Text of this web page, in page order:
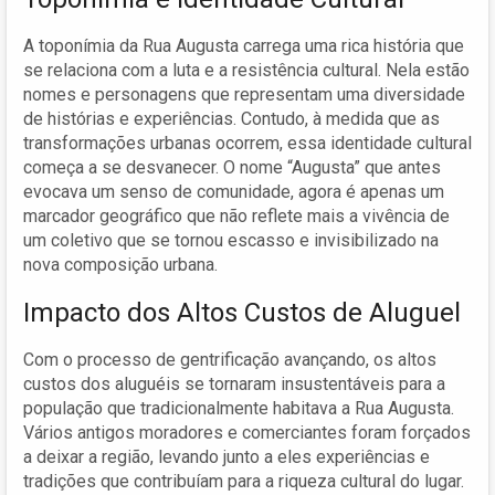
A toponímia da Rua Augusta carrega uma rica história que
se relaciona com a luta e a resistência cultural. Nela estão
nomes e personagens que representam uma diversidade
de histórias e experiências. Contudo, à medida que as
transformações urbanas ocorrem, essa identidade cultural
começa a se desvanecer. O nome “Augusta” que antes
evocava um senso de comunidade, agora é apenas um
marcador geográfico que não reflete mais a vivência de
um coletivo que se tornou escasso e invisibilizado na
nova composição urbana.
Impacto dos Altos Custos de Aluguel
Com o processo de gentrificação avançando, os altos
custos dos aluguéis se tornaram insustentáveis para a
população que tradicionalmente habitava a Rua Augusta.
Vários antigos moradores e comerciantes foram forçados
a deixar a região, levando junto a eles experiências e
tradições que contribuíam para a riqueza cultural do lugar.